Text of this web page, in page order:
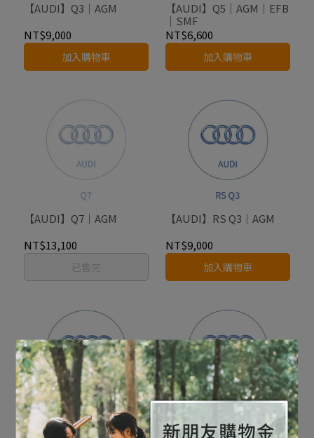
【AUDI】Q3｜AGM
NT$9,000
加入購物車
【AUDI】Q5｜AGM｜EFB
｜SMF
NT$6,600
加入購物車
【AUDI】Q7｜AGM
NT$13,100
已售完
【AUDI】RS Q3｜AGM
NT$9,000
加入購物車
【AUDI】RS3｜AGM
【AUDI】RS4｜AGM｜